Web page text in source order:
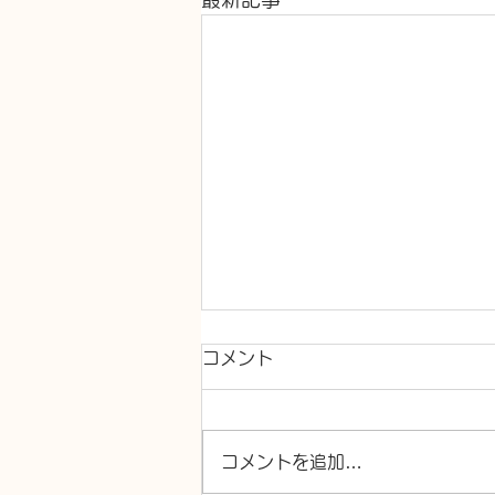
キッチンつまり
コメント
コメントを追加…